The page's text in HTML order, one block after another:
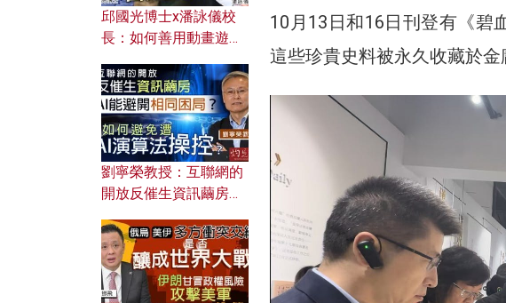
10月13日和16日刊登有《碧
這些珍貴史料被永久收藏於金
邱國光博士x潘詠儀校
長：如何善用動畫遊戲
劉寧榮教授：互聯網的
開放反催生資訊繭房，
何避免遭AI演算法操
控？